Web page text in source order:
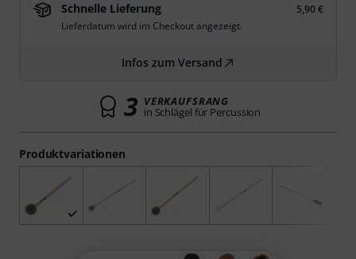
Produktvariationen
Schnelle Lieferung
5,90 €
Lieferdatum wird im Checkout angezeigt.
Infos zum Versand
3 VERKAUFSRANG
in Schlägel für Percussion